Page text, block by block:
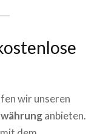
wir unseren
anbieten.